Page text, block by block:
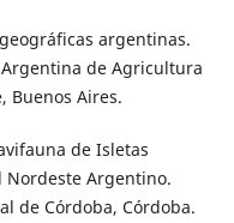
argentinas.
de Agricultura
Buenos Aires.
de Isletas
Nordeste Argentino.
de Córdoba, Córdoba.